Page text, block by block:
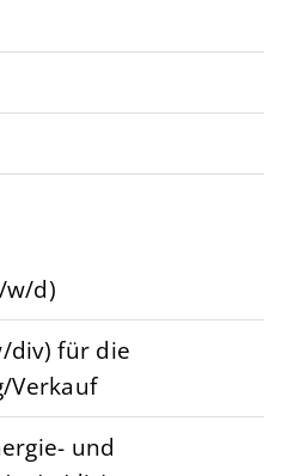
w/d)
div) für die
Verkauf
und